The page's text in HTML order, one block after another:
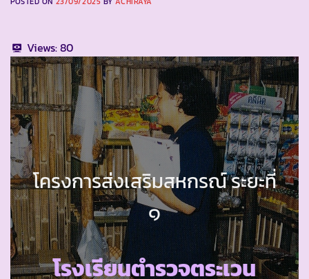
Views:80
โครงการส่งเสริมสหกรณ์ ระยะที่
๑
โรงเรียนตำรวจตระเวน